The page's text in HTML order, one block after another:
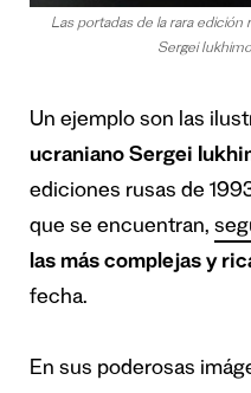
Las portadas de la rara
Sergei
Un ejemplo son las
ucraniano Sergei
ediciones rusas de
que se encuentran,
las más complejas y
fecha.
En sus poderosas